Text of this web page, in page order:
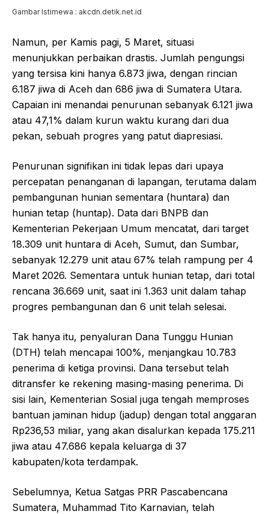
Gambar Istimewa : akcdn.detik.net.id
Namun, per Kamis pagi, 5 Maret, situasi
menunjukkan perbaikan drastis. Jumlah pengungsi
yang tersisa kini hanya 6.873 jiwa, dengan rincian
6.187 jiwa di Aceh dan 686 jiwa di Sumatera Utara.
Capaian ini menandai penurunan sebanyak 6.121 jiwa
atau 47,1% dalam kurun waktu kurang dari dua
pekan, sebuah progres yang patut diapresiasi.
Penurunan signifikan ini tidak lepas dari upaya
percepatan penanganan di lapangan, terutama dalam
pembangunan hunian sementara (huntara) dan
hunian tetap (huntap). Data dari BNPB dan
Kementerian Pekerjaan Umum mencatat, dari target
18.309 unit huntara di Aceh, Sumut, dan Sumbar,
sebanyak 12.279 unit atau 67% telah rampung per 4
Maret 2026. Sementara untuk hunian tetap, dari total
rencana 36.669 unit, saat ini 1.363 unit dalam tahap
progres pembangunan dan 6 unit telah selesai.
Tak hanya itu, penyaluran Dana Tunggu Hunian
(DTH) telah mencapai 100%, menjangkau 10.783
penerima di ketiga provinsi. Dana tersebut telah
ditransfer ke rekening masing-masing penerima. Di
sisi lain, Kementerian Sosial juga tengah memproses
bantuan jaminan hidup (jadup) dengan total anggaran
Rp236,53 miliar, yang akan disalurkan kepada 175.211
jiwa atau 47.686 kepala keluarga di 37
kabupaten/kota terdampak.
Sebelumnya, Ketua Satgas PRR Pascabencana
Sumatera, Muhammad Tito Karnavian, telah